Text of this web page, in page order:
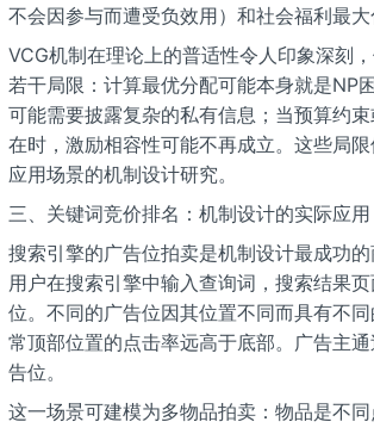
不会因参与而遭受负效用）和社会福利最大
VCG机制在理论上的普适性令人印象深刻
若干局限：计算最优分配可能本身就是NP
可能需要披露复杂的私有信息；当预算约
在时，激励相容性可能不再成立。这些局
应用场景的机制设计研究。
三、关键词竞价排名：机制设计的实际应用
搜索引擎的广告位拍卖是机制设计最成功
用户在搜索引擎中输入查询词，搜索结果
位。不同的广告位因其位置不同而具有不
常顶部位置的点击率远高于底部。广告主
告位。
这一场景可建模为多物品拍卖：物品是不